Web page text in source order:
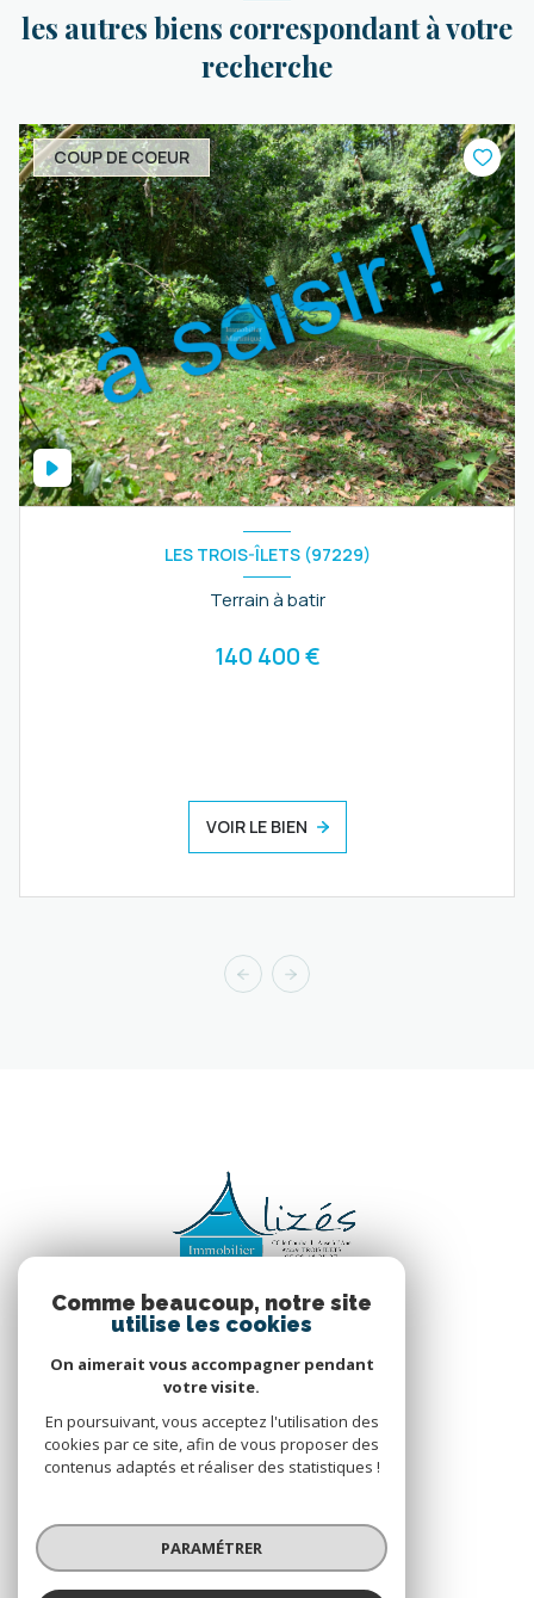
les autres biens correspondant à votre
recherche
COUP DE COEUR
LES TROIS-ÎLETS (97229)
Terrain à batir
140 400 €
VOIR LE BIEN
VOTRE ESPACE
Espace propriétaire
SE CONNECTER
Comme beaucoup, notre site
utilise les cookies
On aimerait vous accompagner pendant
votre visite.
En poursuivant, vous acceptez l'utilisation des
cookies par ce site, afin de vous proposer des
contenus adaptés et réaliser des statistiques !
PARAMÉTRER